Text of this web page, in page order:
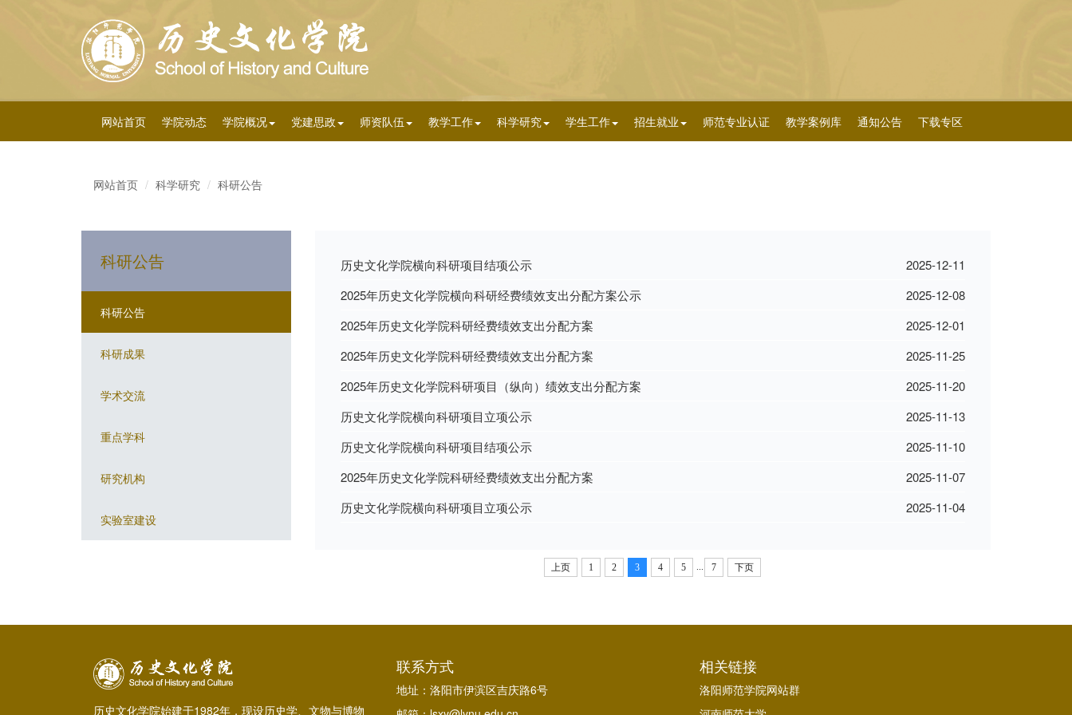
网站首页 学院动态 学院概况 党建思政 师资队伍 教学工作 科学研究 学生工作 招生就业 师范专业认证 教学案例库 通知公告 下载专区
网站首页 科学研究 科研公告
科研公告
科研公告
科研成果
学术交流
重点学科
研究机构
实验室建设
历史文化学院横向科研项目结项公示
2025-12-11
2025年历史文化学院横向科研经费绩效支出分配方案公示
2025-12-08
2025年历史文化学院科研经费绩效支出分配方案
2025-12-01
2025年历史文化学院科研经费绩效支出分配方案
2025-11-25
2025年历史文化学院科研项目（纵向）绩效支出分配方案
2025-11-20
历史文化学院横向科研项目立项公示
2025-11-13
历史文化学院横向科研项目结项公示
2025-11-10
2025年历史文化学院科研经费绩效支出分配方案
2025-11-07
历史文化学院横向科研项目立项公示
2025-11-04
上页 1 2 3 4 5 ... 7 下页
历史文化学院始建于1982年，现设历史学、文物与博物
联系方式
地址：洛阳市伊滨区吉庆路6号
相关链接
洛阳师范学院网站群